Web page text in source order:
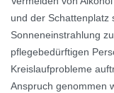
und der Schattenplatz
Sonneneinstrahlung
pflegebedürftigen
Kreislaufprobleme
Anspruch genommen